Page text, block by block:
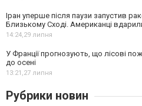
Іран уперше після паузи запустив
Близькому Сході. Американці
14:24,29 липня
У Франції прогнозують, що лісові
до осені
13:21,27 липня
Рубрики новин